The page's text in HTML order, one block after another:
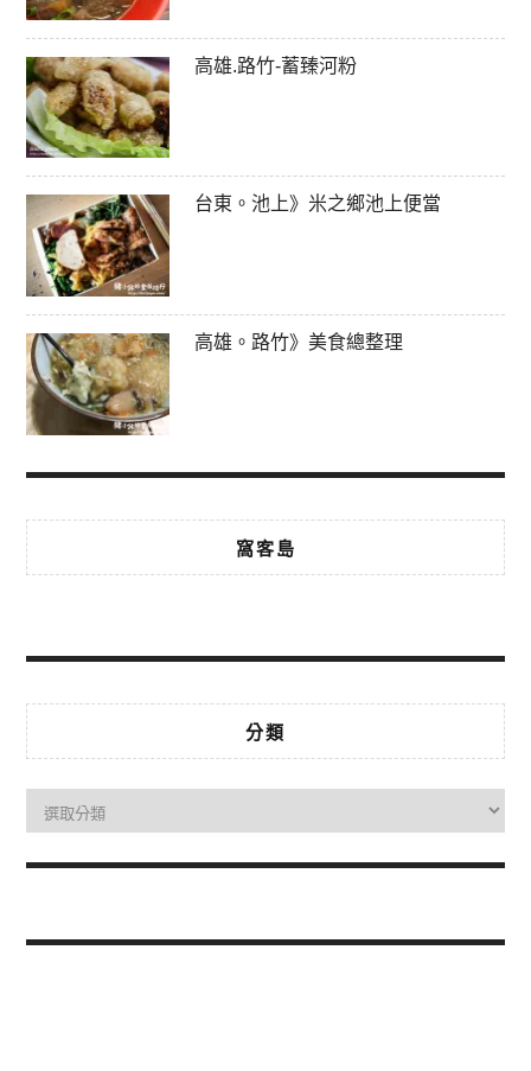
高雄.路竹-蓄臻河粉
台東。池上》米之鄉池上便當
高雄。路竹》美食總整理
窩客島
分類